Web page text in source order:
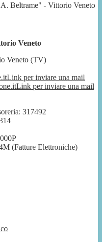
Beltrame" - Vittorio Veneto
Veneto
Veneto (TV)
Link per inviare una mail
Link per inviare una mail
317492
(Fatture Elettroniche)